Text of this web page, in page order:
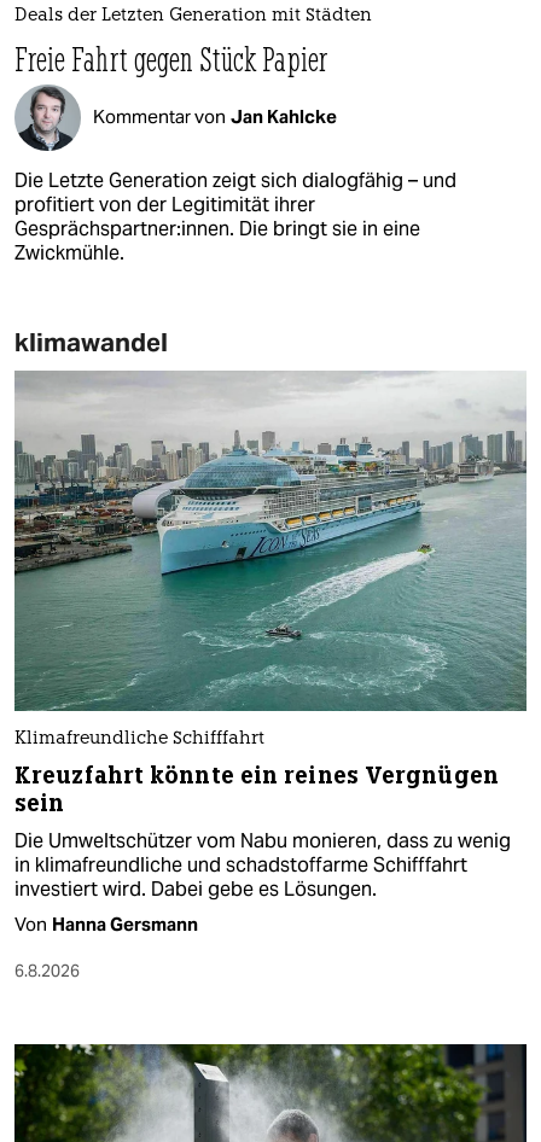
Deals der Letzten Generation mit Städten
Freie Fahrt gegen Stück Papier
Kommentar von Jan Kahlcke
Die Letzte Generation zeigt sich dialogfähig – und
profitiert von der Legitimität ihrer
Gesprächspartner:innen. Die bringt sie in eine
Zwickmühle.
klimawandel
Klimafreundliche Schifffahrt
Kreuzfahrt könnte ein reines Vergnügen
sein
Die Umweltschützer vom Nabu monieren, dass zu wenig
in klimafreundliche und schadstoffarme Schifffahrt
investiert wird. Dabei gebe es Lösungen.
Von Hanna Gersmann
6.8.2026